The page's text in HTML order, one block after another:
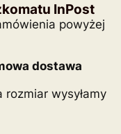
InPost
powyżej
dostawa
wysyłamy